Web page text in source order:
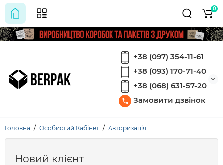
+38 (097) 354-11-61
+38 (093) 170-71-40
+38 (068) 631-57-20
Замовити дзвінок
0
Головна Особистий Кабінет Авторизація
Новий клієнт